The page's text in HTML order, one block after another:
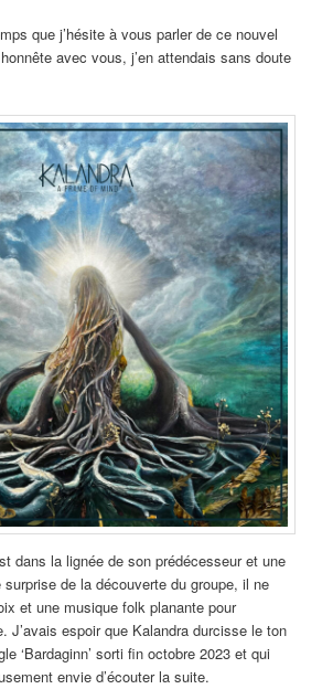
que j’hésite à vous parler de ce nouvel
avec vous, j’en attendais sans doute
dans la lignée de son prédécesseur et une
surprise de la découverte du groupe, il ne
et une musique folk planante pour
J’avais espoir que Kalandra durcisse le ton
‘Bardaginn’ sorti fin octobre 2023 et qui
envie d’écouter la suite.